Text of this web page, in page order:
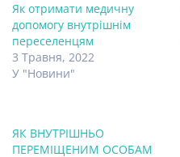
Як отримати медичну
допомогу внутрішнім
переселенцям
3 Травня, 2022
У "Новини"
ЯК ВНУТРІШНЬО
ПЕРЕМІЩЕНИМ ОСОБАМ